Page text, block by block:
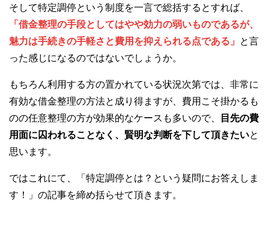
そして特定調停という制度を一言で総括するとすれば、
「借金整理の手段としてはやや効力の弱いものであるが、
魅力は手続きの手軽さと費用を抑えられる点である」
と言
った感じになるのではないでしょうか。
もちろん利用する方の置かれている状況次第では、非常に
有効な借金整理の方法と成り得ますが、費用こそ掛かるも
のの任意整理の方が効果的なケースも多いので、
目先の費
用面に囚われることなく、賢明な判断を下して頂きたいと
思います。
ではこれにて、「特定調停とは？という疑問にお答えしま
す！」の記事を締め括らせて頂きます。